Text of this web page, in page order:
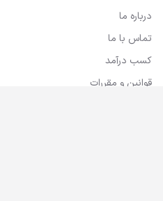
درباره ما
تماس با ما
کسب درآمد
قوانین و مقررات